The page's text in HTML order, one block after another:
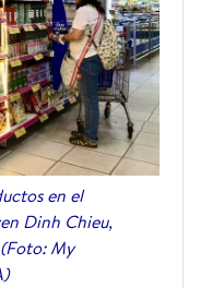
en el
Dinh Chieu,
My